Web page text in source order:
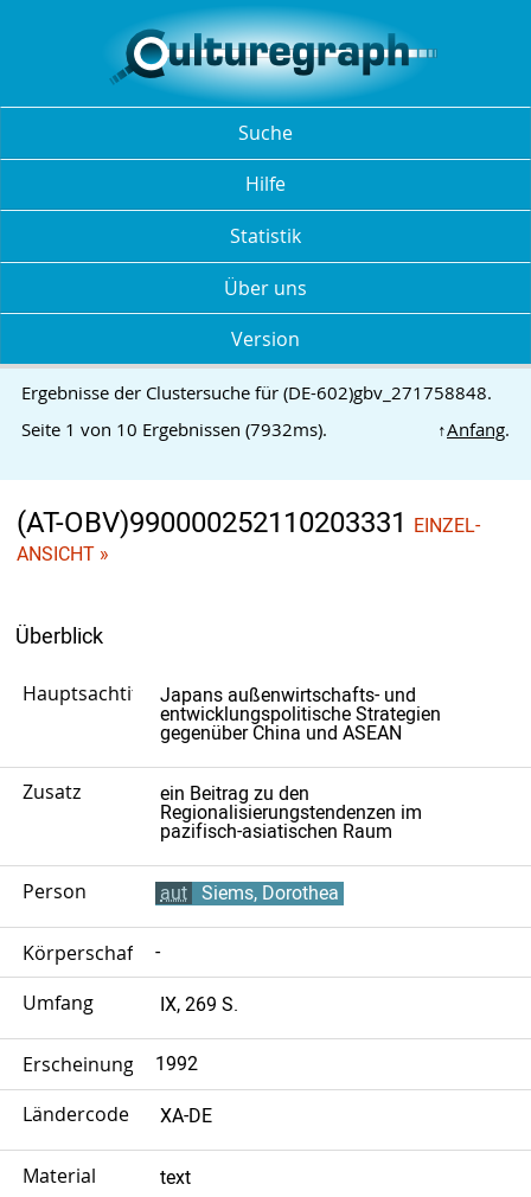
Suche
Hilfe
Statistik
Über uns
Version
Ergebnisse der Clustersuche für (DE-602)gbv_271758848.
Seite 1 von 10 Ergebnissen (7932ms).
↑Anfang.
(AT-OBV)990000252110203331 EINZEL-
ANSICHT »
Überblick
Hauptsachtitel
Japans außenwirtschafts- und
entwicklungspolitische Strategien
gegenüber China und ASEAN
Zusatz
ein Beitrag zu den
Regionalisierungstendenzen im
pazifisch-asiatischen Raum
Person aut Siems, Dorothea
Körperschaft -
Umfang IX, 269 S.
Erscheinungsjahr1992
Ländercode XA-DE
Material text